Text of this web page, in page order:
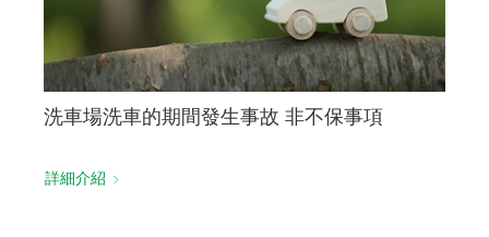
洗車場洗車的期間發生事故 非不保事項
詳細介紹